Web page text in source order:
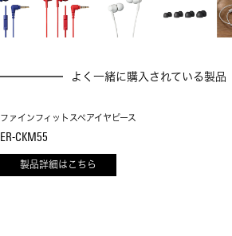
よく一緒に購入されている製品
ファインフィットスペアイヤピース
ER-CKM55
製品詳細はこちら